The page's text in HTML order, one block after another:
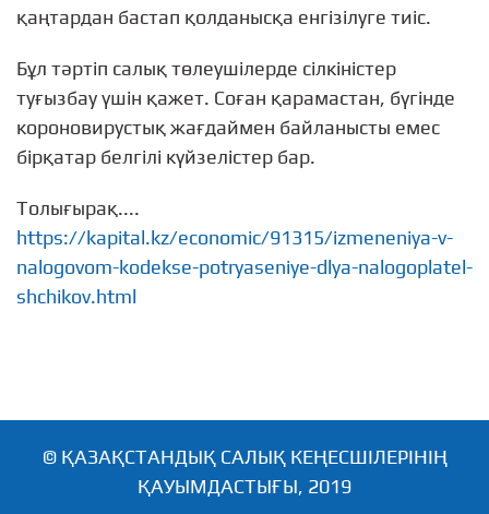
қаңтардан бастап қолданысқа енгізілуге тиіс.
Бұл тәртіп салық төлеушілерде сілкіністер
туғызбау үшін қажет. Соған қарамастан, бүгінде
короновирустық жағдаймен байланысты емес
бірқатар белгілі күйзелістер бар.
Толығырақ....
https://kapital.kz/economic/91315/izmeneniya-v-
nalogovom-kodekse-potryaseniye-dlya-nalogoplatel-
shchikov.html
© ҚАЗАҚСТАНДЫҚ САЛЫҚ КЕҢЕСШІЛЕРІНІҢ
ҚАУЫМДАСТЫҒЫ, 2019